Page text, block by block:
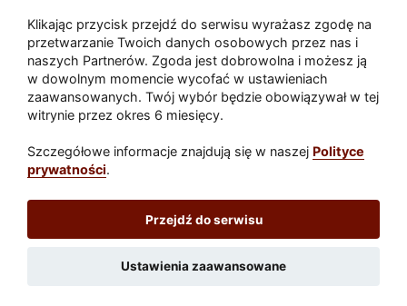
Paliwa
Raport Dodaj raport
Sport
Lubuskie24.pl
Redakcja|Wynajem aut Teneryfa – NaTeneryfie.pl|Patronat|
Klikając przycisk przejdź do serwisu wyrażasz zgodę na
przetwarzanie Twoich danych osobowych przez nas i
naszych Partnerów. Zgoda jest dobrowolna i możesz ją
w dowolnym momencie wycofać w ustawieniach
zaawansowanych. Twój wybór będzie obowiązywał w tej
witrynie przez okres 6 miesięcy.
Szczegółowe informacje znajdują się w naszej Polityce
prywatności.
Przejdź do serwisu
Ustawienia zaawansowane